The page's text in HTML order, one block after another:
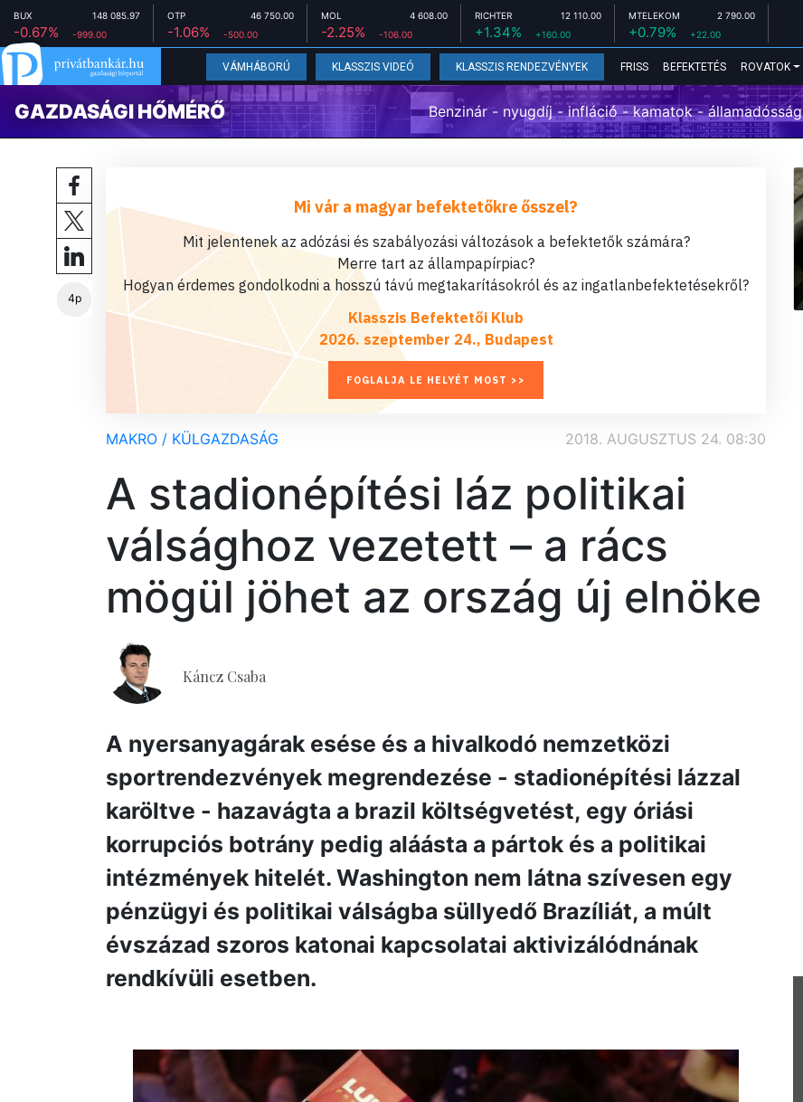
BUX 148 085.97
-0.67% -999.00
OTP 46 750.00
-1.06% -500.00
MOL 4 608.00
-2.25% -106.00
RICHTER 12 110.00
+1.34% +160.00
MTELEKOM 2 790.00
+0.79% +22.00
VÁMHÁBORÚ KLASSZIS VIDEÓ KLASSZIS RENDEZVÉNYEK FRISS BEFEKTETÉS ROVATOK
GAZDASÁGI HŐMÉRŐ Benzinár - nyugdíj - infláció - kamatok - államadósság
4p
Mi vár a magyar befektetőkre ősszel?
Mit jelentenek az adózási és szabályozási változások a befektetők számára?
Merre tart az állampapírpiac?
Hogyan érdemes gondolkodni a hosszú távú megtakarításokról és az ingatlanbefektetésekről?
Klasszis Befektetői Klub
2026. szeptember 24., Budapest
FOGLALJA LE HELYÉT MOST >>
MAKRO / KÜLGAZDASÁG 2018. AUGUSZTUS 24. 08:30
A stadionépítési láz politikai
válsághoz vezetett – a rács
mögül jöhet az ország új elnöke
Káncz Csaba
A nyersanyagárak esése és a hivalkodó nemzetközi
sportrendezvények megrendezése - stadionépítési lázzal
karöltve - hazavágta a brazil költségvetést, egy óriási
korrupciós botrány pedig aláásta a pártok és a politikai
intézmények hitelét. Washington nem látna szívesen egy
pénzügyi és politikai válságba süllyedő Brazíliát, a múlt
évszázad szoros katonai kapcsolatai aktivizálódnának
rendkívüli esetben.